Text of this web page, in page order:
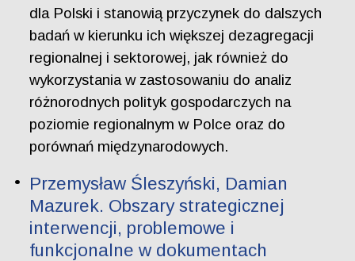
dla Polski i stanowią przyczynek do dalszych
badań w kierunku ich większej dezagregacji
regionalnej i sektorowej, jak również do
wykorzystania w zastosowaniu do analiz
różnorodnych polityk gospodarczych na
poziomie regionalnym w Polce oraz do
porównań międzynarodowych.
Przemysław Śleszyński, Damian
Mazurek. Obszary strategicznej
interwencji, problemowe i
funkcjonalne w dokumentach